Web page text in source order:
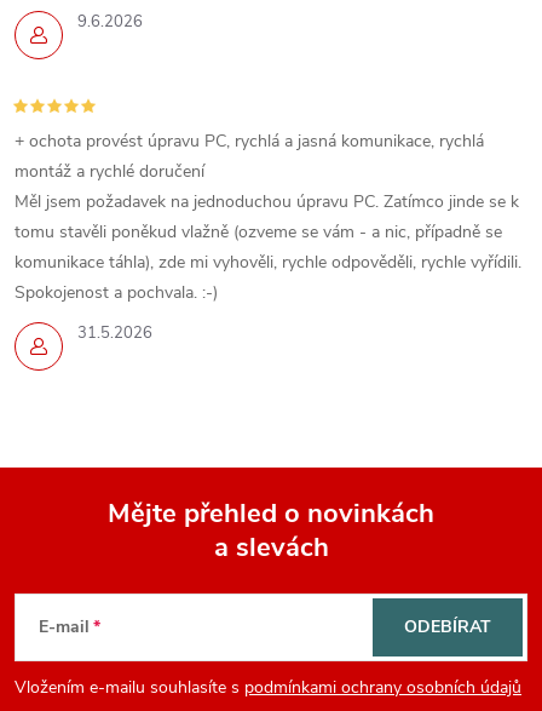
9.6.2026
31.5.2026
+ ochota provést úpravu PC, rychlá a jasná komunikace, rychlá
montáž a rychlé doručení
Měl jsem požadavek na jednoduchou úpravu PC. Zatímco jinde se k
tomu stavěli poněkud vlažně (ozveme se vám - a nic, případně se
komunikace táhla), zde mi vyhověli, rychle odpověděli, rychle vyřídili.
Spokojenost a pochvala. :-)
p
Mějte přehled o novinkách
a slevách
E-mail
Vložením e-mailu souhlasíte s podmínkami ochrany osobních údajů
ODEBÍRAT